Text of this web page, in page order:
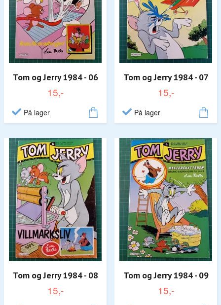
Tom og Jerry 1984 - 06
15,-
På lager
Tom og Jerry 1984 - 07
15,-
På lager
Tom og Jerry 1984 - 08
15,-
Tom og Jerry 1984 - 09
15,-